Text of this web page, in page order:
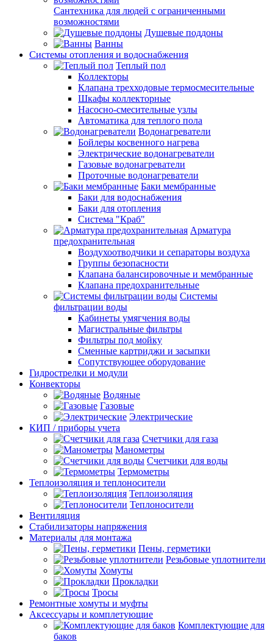
Сантехника для людей с ограниченными
возможностями
Душевые поддоны
Ванны
Системы отопления и водоснабжения
Теплый пол
Коллекторы
Клапана трехходовые термосмесительные
Шкафы коллекторные
Насосно-смесительные узлы
Автоматика для теплого пола
Водонагреватели
Бойлеры косвенного нагрева
Электрические водонагреватели
Газовые водонагреватели
Проточные водонагреватели
Баки мембранные
Баки для водоснабжения
Баки для отопления
Система "Краб"
Арматура
предохранительная
Воздухоотводчики и сепараторы воздуха
Группы безопасности
Клапана балансировочные и мембранные
Клапана предохранительные
Системы
фильтрации воды
Кабинеты умягчения воды
Магистральные фильтры
Фильтры под мойку
Сменные картриджи и засыпки
Сопутствующее оборудование
Гидрострелки и модули
Конвекторы
Водяные
Газовые
Электрические
КИП / приборы учета
Счетчики для газа
Манометры
Счетчики для воды
Термометры
Теплоизоляция и теплоносители
Теплоизоляция
Теплоносители
Вентиляция
Стабилизаторы напряжения
Материалы для монтажа
Пены, герметики
Резьбовые уплотнители
Хомуты
Прокладки
Тросы
Ремонтные хомуты и муфты
Аксессуары и комплетующие
Комплектующие для
баков